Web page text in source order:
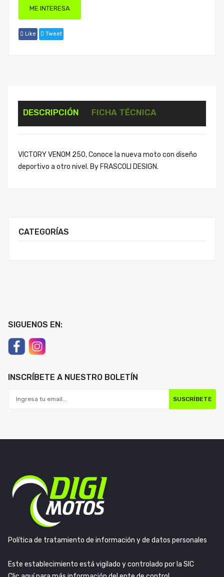
CATEGORÍAS
ME INTERESA
Like Tweet
DESCRIPCIÓN FICHA TÉCNICA
VICTORY VENOM 250, Conoce la nueva moto con diseño
deportivo a otro nivel. By FRASCOLI DESIGN.
SIGUENOS EN:
INSCRÍBETE A NUESTRO BOLETÍN
SUSCRÍBETE
Política de tratamiento de información y de datos personales
Este establecimiento está vigilado y controlado por la SIC